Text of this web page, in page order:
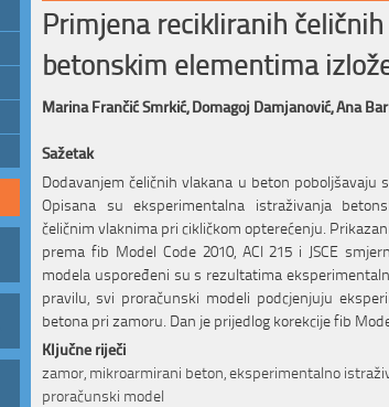
Primjena recikliranih
betonskim elementima
Marina Frančić Smrkić,Domagoj Damjanović,Ana
Sažetak
Dodavanjem čeličnih vlakana u beton poboljšavaju
Opisana su eksperimentalna istraživanja
čeličnim vlaknima pri cikličkom opterećenju.
prema fib Model Code 2010, ACI 215 i JSCE
modela uspoređeni su s rezultatima
pravilu, svi proračunski modeli podcjenjuju
betona pri zamoru. Dan je prijedlog korekcije fib
Ključne riječi
zamor, mikroarmirani beton, eksperimentalno
proračunski model